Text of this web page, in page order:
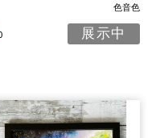
色音色
展示中